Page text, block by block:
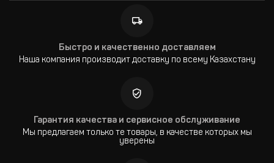
Быстро и качественно доставляем
Наша компания производит доставку по всему Казахстану
Гарантия качества и сервисное обслуживание
Мы предлагаем только те товары, в качестве которых мы
уверены